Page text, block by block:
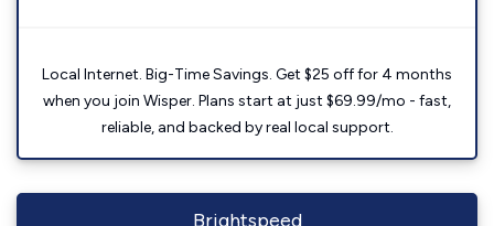
Local Internet. Big-Time Savings. Get $25 off for 4 months
when you join Wisper. Plans start at just $69.99/mo - fast,
reliable, and backed by real local support.
Brightspeed